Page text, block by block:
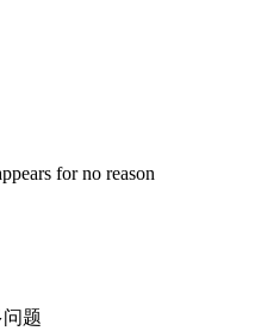
for no reason
题